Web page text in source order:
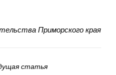
Приморского края
статья